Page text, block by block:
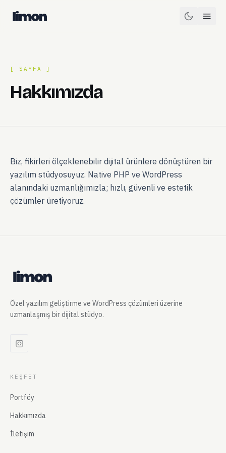
[ SAYFA ]
Hakkımızda
Biz, fikirleri ölçeklenebilir dijital ürünlere dönüştüren bir
yazılım stüdyosuyuz. Native PHP ve WordPress
alanındaki uzmanlığımızla; hızlı, güvenli ve estetik
çözümler üretiyoruz.
Özel yazılım geliştirme ve WordPress çözümleri üzerine
uzmanlaşmış bir dijital stüdyo.
KEŞFET
Portföy
Hakkımızda
İletişim